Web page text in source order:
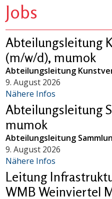
Jobs
Abteilungsleitung
(m/w/d), mumok
Abteilungsleitung
9. August 2026
Nähere Infos
Abteilungsleitung
mumok
Abteilungsleitung
9. August 2026
Nähere Infos
Leitung
WMB Weinviertel